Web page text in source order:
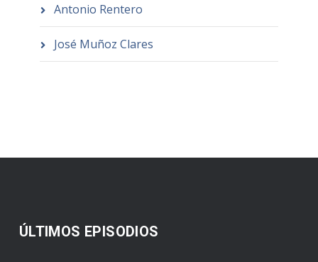
Antonio Rentero
José Muñoz Clares
ÚLTIMOS EPISODIOS